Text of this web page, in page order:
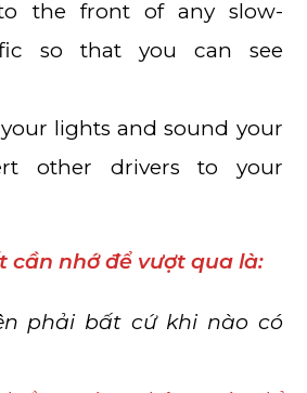
the front of any slow-
so that you can see
lights and sound your
other drivers to your
cần nhớ để vượt qua là:
phải bất cứ khi nào có